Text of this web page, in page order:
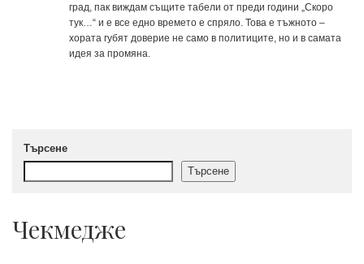
град, пак виждам същите табели от преди години „Скоро
тук…“ и е все едно времето е спряло. Това е тъжното –
хората губят доверие не само в политиците, но и в самата
идея за промяна.
Търсене
Търсене
Чекмедже